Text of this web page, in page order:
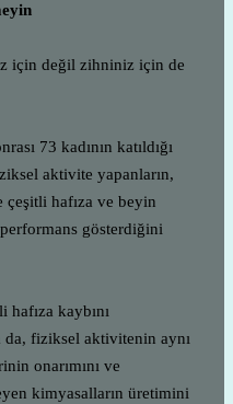
için değil zihniniz için de
73 kadının katıldığı
aktivite yapanların,
çeşitli hafıza ve beyin
gösterdiğini
kaybını
da, fiziksel aktivitenin aynı
onarımını ve
kimyasalların üretimini